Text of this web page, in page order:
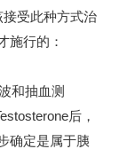
接受此种方式治
施行的：
和抽血测
后，
确定是属于胰